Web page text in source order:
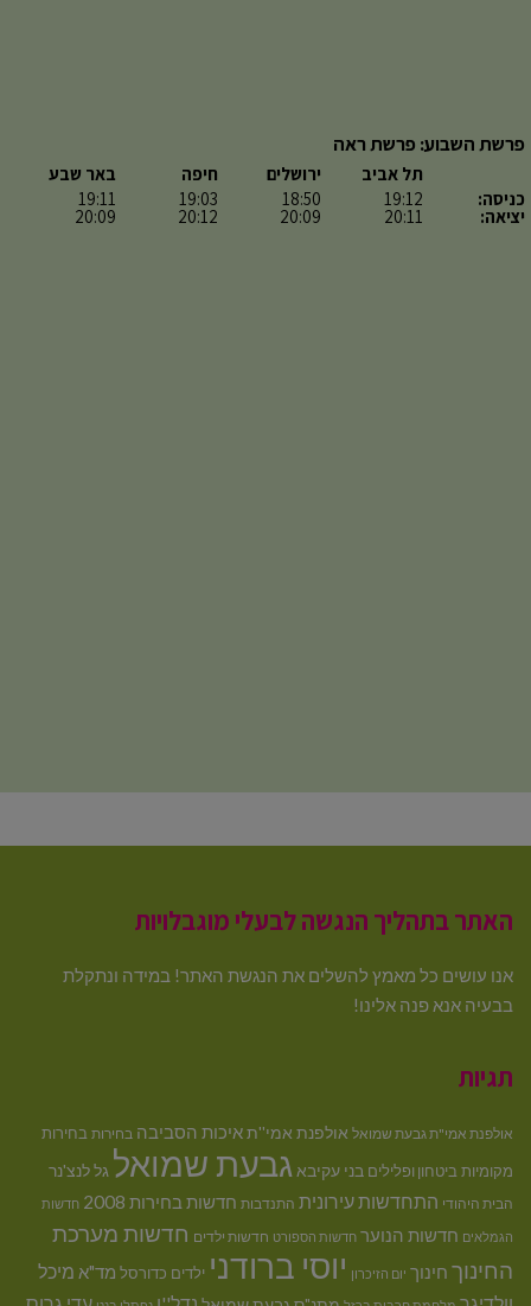
פרשת השבוע: פרשת ראה
כניסה:
יציאה:
תל אביב
19:12
20:11
ירושלים
18:50
20:09
חיפה
19:03
20:12
באר שבע
19:11
20:09
האתר בתהליך הנגשה לבעלי מוגבלויות
אנו עושים כל מאמץ להשלים את הנגשת האתר! במידה ונתקלת
בבעיה אנא פנה אלינו!
תגיות
אולפנת אמי"ת גבעת שמואל אולפנת אמי''תאיכות הסביבה בחירות בחירות
מקומיותביטחון ופלילים בני עקיבא גבעת שמואל גל לנצ'נר
הבית היהודי התחדשות עירונית התנדבות חדשות בחירות 2008 חדשות
הגמלאים חדשות הנוער חדשות הספורט חדשות ילדים חדשות מערכת
החינוך חינוך יום הזיכרון יוסי ברודני ילדים כדורסל מד"א מיכל